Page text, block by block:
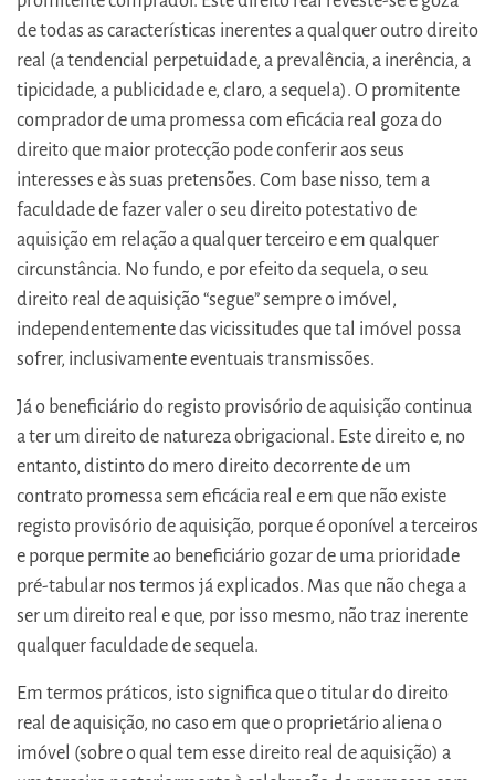
de todas as características inerentes a qualquer outro direito
real (a tendencial perpetuidade, a prevalência, a inerência, a
tipicidade, a publicidade e, claro, a sequela). O promitente
comprador de uma promessa com eficácia real goza do
direito que maior protecção pode conferir aos seus
interesses e às suas pretensões. Com base nisso, tem a
faculdade de fazer valer o seu direito potestativo de
aquisição em relação a qualquer terceiro e em qualquer
circunstância. No fundo, e por efeito da sequela, o seu
direito real de aquisição “segue” sempre o imóvel,
independentemente das vicissitudes que tal imóvel possa
sofrer, inclusivamente eventuais transmissões.
Já o beneficiário do registo provisório de aquisição continua
a ter um direito de natureza obrigacional. Este direito e, no
entanto, distinto do mero direito decorrente de um
contrato promessa sem eficácia real e em que não existe
registo provisório de aquisição, porque é oponível a terceiros
e porque permite ao beneficiário gozar de uma prioridade
pré-tabular nos termos já explicados. Mas que não chega a
ser um direito real e que, por isso mesmo, não traz inerente
qualquer faculdade de sequela.
Em termos práticos, isto significa que o titular do direito
real de aquisição, no caso em que o proprietário aliena o
imóvel (sobre o qual tem esse direito real de aquisição) a